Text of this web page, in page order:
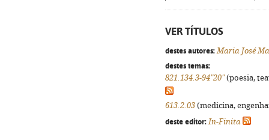
VER TÍTULOS
destes autores: Maria José
destes temas:
821.134.3-94"20"(poesia,
613.2.03 (medicina,
deste editor: In-Finita